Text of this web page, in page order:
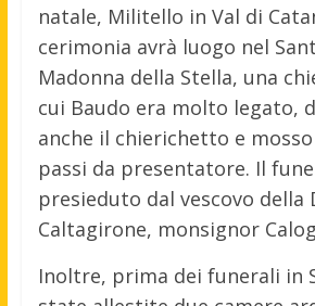
natale, Militello in Val di
cerimonia avrà luogo nel
Madonna della Stella, una
cui Baudo era molto legato,
anche il chierichetto e
passi da presentatore. Il
presieduto dal vescovo della
Caltagirone, monsignor
Inoltre, prima dei funerali in